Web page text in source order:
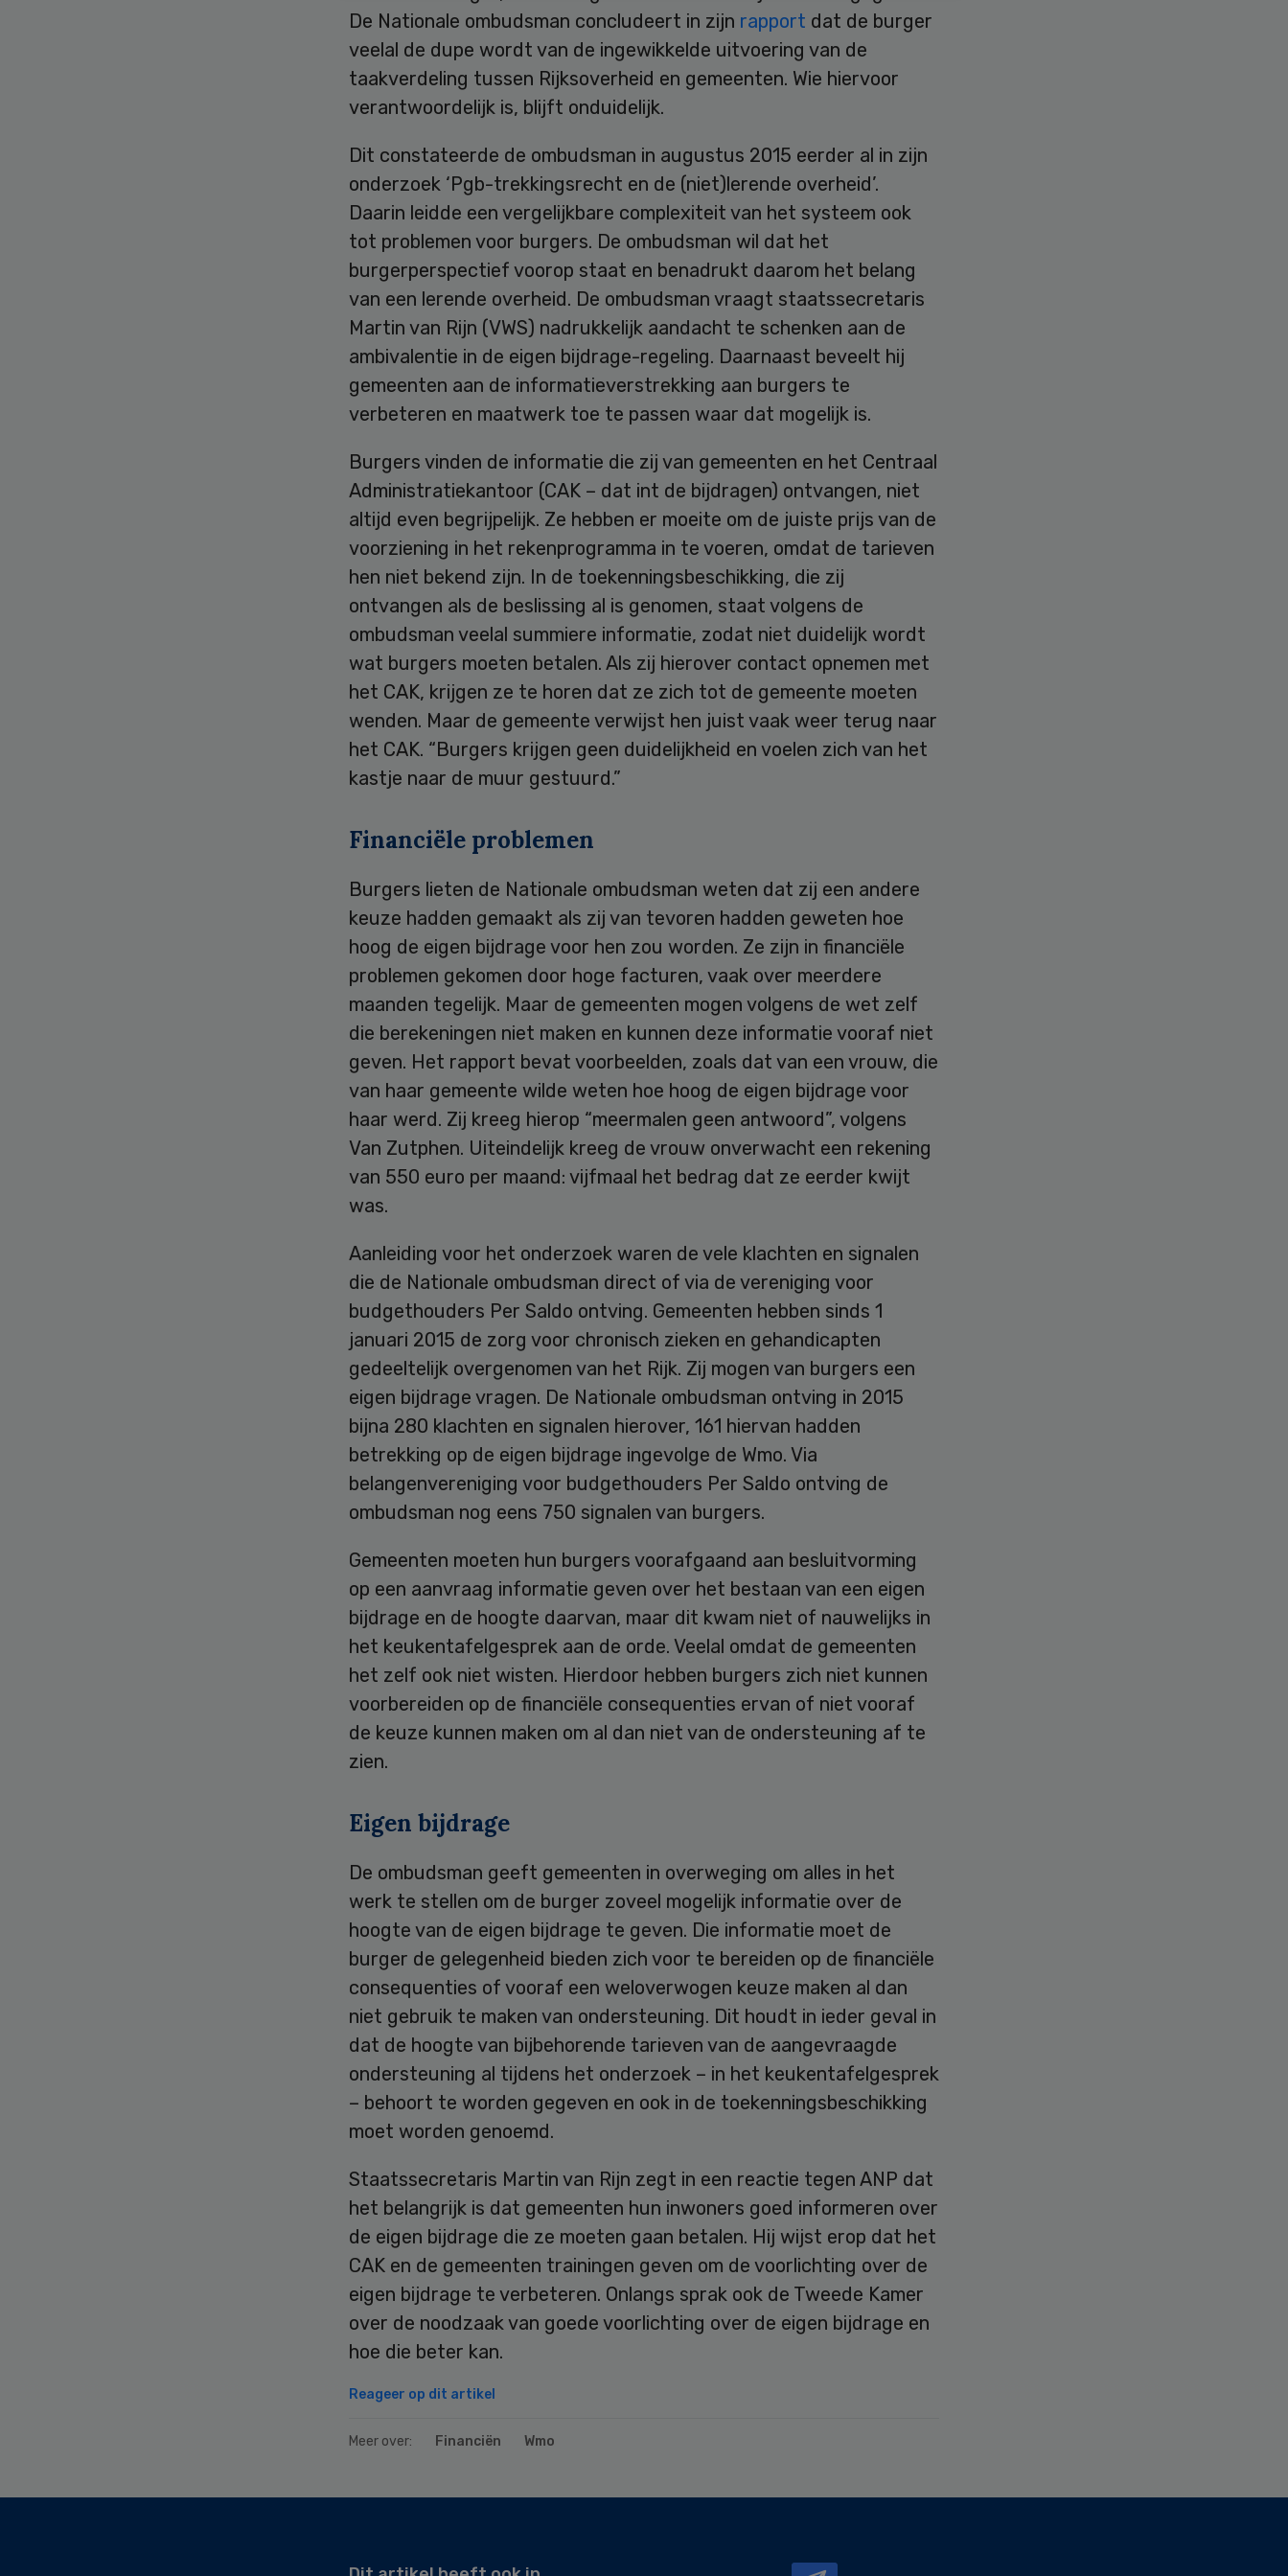
De Nationale ombudsman concludeert in zijn rapport dat de burger
veelal de dupe wordt van de ingewikkelde uitvoering van de
taakverdeling tussen Rijksoverheid en gemeenten. Wie hiervoor
verantwoordelijk is, blijft onduidelijk.
Dit constateerde de ombudsman in augustus 2015 eerder al in zijn
onderzoek ‘Pgb-trekkingsrecht en de (niet)lerende overheid’.
Daarin leidde een vergelijkbare complexiteit van het systeem ook
tot problemen voor burgers. De ombudsman wil dat het
burgerperspectief voorop staat en benadrukt daarom het belang
van een lerende overheid. De ombudsman vraagt staatssecretaris
Martin van Rijn (VWS) nadrukkelijk aandacht te schenken aan de
ambivalentie in de eigen bijdrage-regeling. Daarnaast beveelt hij
gemeenten aan de informatieverstrekking aan burgers te
verbeteren en maatwerk toe te passen waar dat mogelijk is.
Burgers vinden de informatie die zij van gemeenten en het Centraal
Administratiekantoor (CAK – dat int de bijdragen) ontvangen, niet
altijd even begrijpelijk. Ze hebben er moeite om de juiste prijs van de
voorziening in het rekenprogramma in te voeren, omdat de tarieven
hen niet bekend zijn. In de toekenningsbeschikking, die zij
ontvangen als de beslissing al is genomen, staat volgens de
ombudsman veelal summiere informatie, zodat niet duidelijk wordt
wat burgers moeten betalen. Als zij hierover contact opnemen met
het CAK, krijgen ze te horen dat ze zich tot de gemeente moeten
wenden. Maar de gemeente verwijst hen juist vaak weer terug naar
het CAK. “Burgers krijgen geen duidelijkheid en voelen zich van het
kastje naar de muur gestuurd.”
Financiële problemen
Burgers lieten de Nationale ombudsman weten dat zij een andere
keuze hadden gemaakt als zij van tevoren hadden geweten hoe
hoog de eigen bijdrage voor hen zou worden. Ze zijn in financiële
problemen gekomen door hoge facturen, vaak over meerdere
maanden tegelijk. Maar de gemeenten mogen volgens de wet zelf
die berekeningen niet maken en kunnen deze informatie vooraf niet
geven. Het rapport bevat voorbeelden, zoals dat van een vrouw, die
van haar gemeente wilde weten hoe hoog de eigen bijdrage voor
haar werd. Zij kreeg hierop “meermalen geen antwoord”, volgens
Van Zutphen. Uiteindelijk kreeg de vrouw onverwacht een rekening
van 550 euro per maand: vijfmaal het bedrag dat ze eerder kwijt
was.
Aanleiding voor het onderzoek waren de vele klachten en signalen
die de Nationale ombudsman direct of via de vereniging voor
budgethouders Per Saldo ontving. Gemeenten hebben sinds 1
januari 2015 de zorg voor chronisch zieken en gehandicapten
gedeeltelijk overgenomen van het Rijk. Zij mogen van burgers een
eigen bijdrage vragen. De Nationale ombudsman ontving in 2015
bijna 280 klachten en signalen hierover, 161 hiervan hadden
betrekking op de eigen bijdrage ingevolge de Wmo. Via
belangenvereniging voor budgethouders Per Saldo ontving de
ombudsman nog eens 750 signalen van burgers.
Gemeenten moeten hun burgers voorafgaand aan besluitvorming
op een aanvraag informatie geven over het bestaan van een eigen
bijdrage en de hoogte daarvan, maar dit kwam niet of nauwelijks in
het keukentafelgesprek aan de orde. Veelal omdat de gemeenten
het zelf ook niet wisten. Hierdoor hebben burgers zich niet kunnen
voorbereiden op de financiële consequenties ervan of niet vooraf
de keuze kunnen maken om al dan niet van de ondersteuning af te
zien.
Eigen bijdrage
De ombudsman geeft gemeenten in overweging om alles in het
werk te stellen om de burger zoveel mogelijk informatie over de
hoogte van de eigen bijdrage te geven. Die informatie moet de
burger de gelegenheid bieden zich voor te bereiden op de financiële
consequenties of vooraf een weloverwogen keuze maken al dan
niet gebruik te maken van ondersteuning. Dit houdt in ieder geval in
dat de hoogte van bijbehorende tarieven van de aangevraagde
ondersteuning al tijdens het onderzoek – in het keukentafelgesprek
– behoort te worden gegeven en ook in de toekenningsbeschikking
moet worden genoemd.
Staatssecretaris Martin van Rijn zegt in een reactie tegen ANP dat
het belangrijk is dat gemeenten hun inwoners goed informeren over
de eigen bijdrage die ze moeten gaan betalen. Hij wijst erop dat het
CAK en de gemeenten trainingen geven om de voorlichting over de
eigen bijdrage te verbeteren. Onlangs sprak ook de Tweede Kamer
over de noodzaak van goede voorlichting over de eigen bijdrage en
hoe die beter kan.
Reageer op dit artikel
Meer over: Financiën Wmo